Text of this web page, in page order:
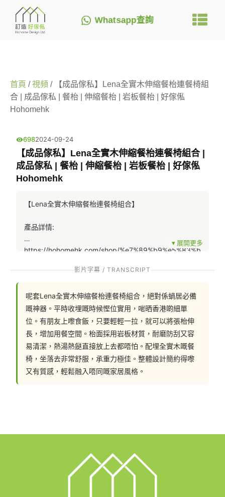
Whatsapp查詢
首頁 /視頻 / 【成品傢私】Lena全實木伸縮餐枱連餐椅組
合 | 成品傢私 | 餐枱 | 伸縮餐枱 | 岩板餐枱 | 好傢俬
Hohomehk
6982024-09-24
【成品傢私】Lena全實木伸縮餐枱連餐椅組合 |
成品傢私 | 餐枱 | 伸縮餐枱 | 岩板餐枱 | 好傢俬
Hohomehk
【Lena全實木伸縮餐枱連餐椅組合】
產品詳情:
https://hohomehk.com/shop/%e7%89%b9%e5%83%b
b8%ae%e9%a4%90%e6%9e%b1-
%e9%81%93%e6%8f%92%e5%ba%a7/
聯絡我們:
💬Facebook: https://facebook.com/hohomehk
FB Inbox 索取免費設計圖:: https://m.me/hohomehk/
影片字幕 / TRANSCRIPT
呢套Lena全實木伸縮餐枱連餐椅組合，絕對係蝸居必備
嘅神器。平時收埋嘅時候慳位實用，啱晒香港啲細單
位。有朋友上嚟食飯，只要輕輕一拉，就可以將張枱伸
長，增加用餐空間。枱面採用岩板材質，耐磨防刮又容
易清潔，熱湯熱餸直接放上去都唔怕。配埋全實木嘅餐
椅，坐落去非常舒服，承重力極佳。整體設計簡約得嚟
又有質感，輕鬆融入唔同嘅家居風格。